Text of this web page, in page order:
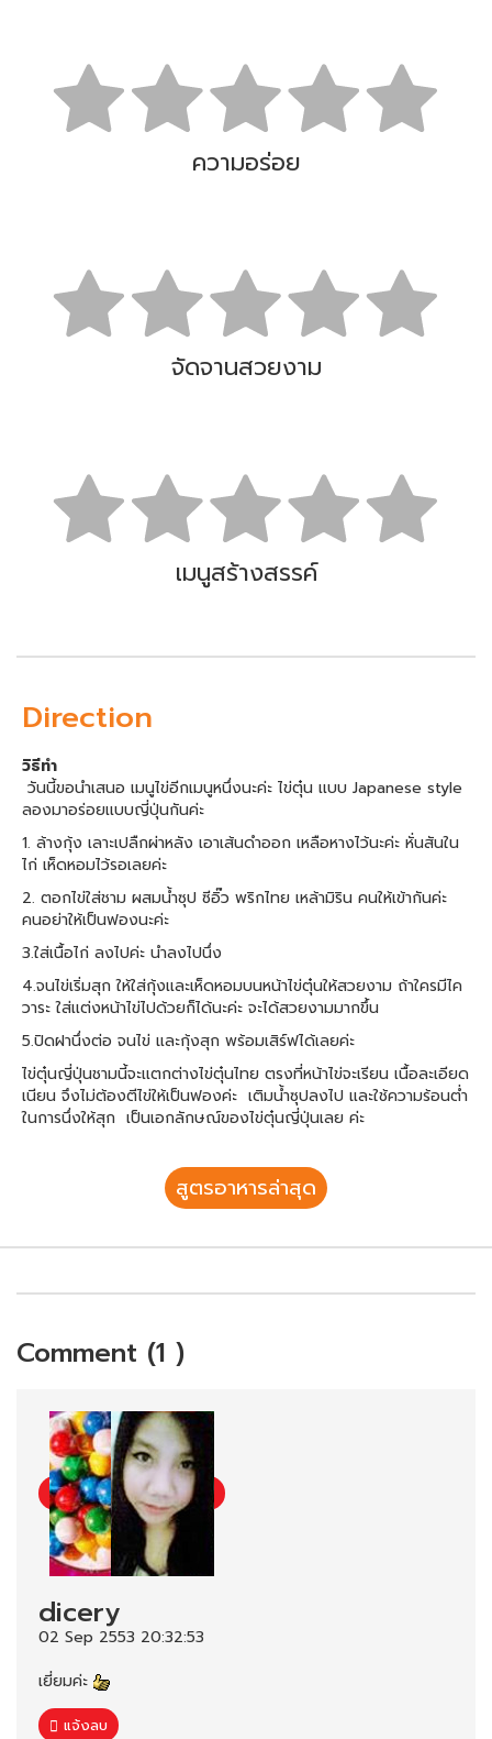
ความอร่อย
จัดจานสวยงาม
เมนูสร้างสรรค์
Direction
วิธีทำ
วันนี้ขอนำเสนอ เมนูไข่อีกเมนูหนึ่งนะค่ะ ไข่ตุ๋น เเบบ Japanese style
ลองมาอร่อยเเบบญี่ปุ่นกันค่ะ
1. ล้างกุ้ง เลาะเปลืกผ่าหลัง เอาเส้นดำออก เหลือหางไว้นะค่ะ หั่นสันใน
ไก่ เห็ดหอมไว้รอเลยค่ะ
2. ตอกไข่ใส่ชาม ผสมน้ำซุป ซีอิ๊ว พริกไทย เหล้ามิริน คนให้เข้ากันค่ะ
คนอย่าให้เป็นฟองนะค่ะ
3.ใส่เนื้อไก่ ลงไปค่ะ นำลงไปนึ่ง
4.จนไข่เริ่มสุก ให้ใส่กุ้งเเละเห็ดหอมบนหน้าไข่ตุ๋นให้สวยงาม ถ้าใครมีไค
วาระ ใส่เเต่งหน้าไข่ไปด้วยก็ได้นะค่ะ จะได้สวยงามมากขึ้น
5.ปิดฝานึ่งต่อ จนไข่ และกุ้งสุก พร้อมเสิร์ฟได้เลยค่ะ
ไข่ตุ๋นญี่ปุ่นชามนี้จะเเตกต่างไข่ตุ๋นไทย ตรงที่หน้าไข่จะเรียน เนื้อละเอียด
เนียน จึงไม่ต้องตีไข่ให้เป็นฟองค่ะ เติมน้ำซุปลงไป และใช้ความร้อนต่ำ
ในการนึ่งให้สุก เป็นเอกลักษณ์ของไข่ตุ๋นญี่ปุ่นเลย ค่ะ
สูตรอาหารล่าสุด
Comment (1 )
dicery
02 Sep 2553 20:32:53
เยี่ยมค่ะ
แจ้งลบ